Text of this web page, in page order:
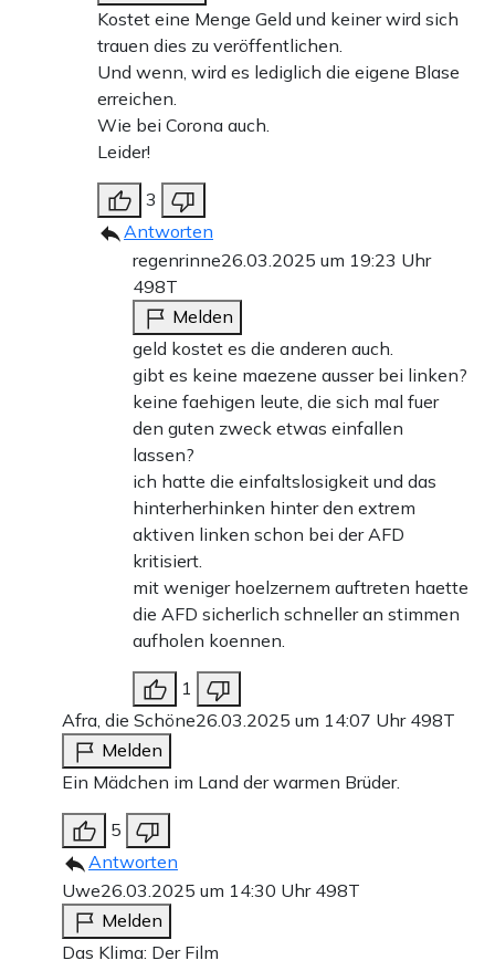
Kostet eine Menge Geld und keiner wird sich
trauen dies zu veröffentlichen.
Und wenn, wird es lediglich die eigene Blase
erreichen.
Wie bei Corona auch.
Leider!
3
Antworten
regenrinne26.03.2025 um 19:23 Uhr
498T
Melden
geld kostet es die anderen auch.
gibt es keine maezene ausser bei linken?
keine faehigen leute, die sich mal fuer
den guten zweck etwas einfallen
lassen?
ich hatte die einfaltslosigkeit und das
hinterherhinken hinter den extrem
aktiven linken schon bei der AFD
kritisiert.
mit weniger hoelzernem auftreten haette
die AFD sicherlich schneller an stimmen
aufholen koennen.
1
Afra, die Schöne26.03.2025 um 14:07 Uhr 498T
Melden
Ein Mädchen im Land der warmen Brüder.
5
Antworten
Uwe26.03.2025 um 14:30 Uhr 498T
Melden
Das Klima: Der Film